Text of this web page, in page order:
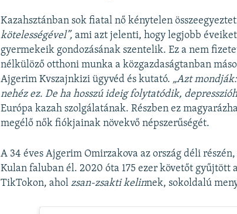
Kazahsztánban sok fiatal nő kénytelen
kötelességével”, ami azt jelenti, hogy legjobb
gyermekeik gondozásának szentelik. Ez a nem
nélkülöző otthoni munka a közgazdaságtanban
Ajgerim Kvszajnkizi ügyvéd és kutató. „Azt
nehéz ez. De ha hosszú ideig folytatódik,
Európa kazah szolgálatának. Részben ez
megélő nők fiókjainak növekvő népszerűségét.
A 34 éves Ajgerim Omirzakova az ország déli
Kulan faluban él. 2020 óta 175 ezer követőt gyűjtött
TikTokon, ahol zsan-zsakti kelinnek, sokoldalú